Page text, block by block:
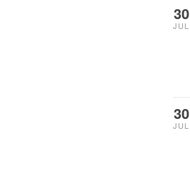
30
JUL
30
JUL